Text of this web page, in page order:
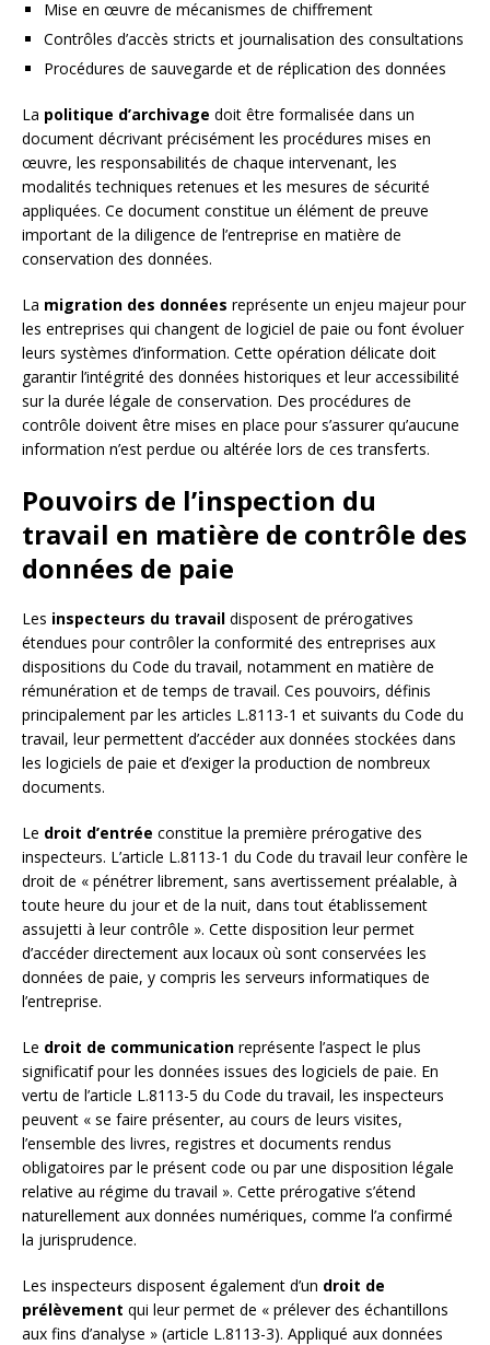
Mise en œuvre de mécanismes de chiffrement
Contrôles d’accès stricts et journalisation des consultations
Procédures de sauvegarde et de réplication des données
La politique d’archivage doit être formalisée dans un
document décrivant précisément les procédures mises en
œuvre, les responsabilités de chaque intervenant, les
modalités techniques retenues et les mesures de sécurité
appliquées. Ce document constitue un élément de preuve
important de la diligence de l’entreprise en matière de
conservation des données.
La migration des données représente un enjeu majeur pour
les entreprises qui changent de logiciel de paie ou font évoluer
leurs systèmes d’information. Cette opération délicate doit
garantir l’intégrité des données historiques et leur accessibilité
sur la durée légale de conservation. Des procédures de
contrôle doivent être mises en place pour s’assurer qu’aucune
information n’est perdue ou altérée lors de ces transferts.
Pouvoirs de l’inspection du
travail en matière de contrôle des
données de paie
Les inspecteurs du travail disposent de prérogatives
étendues pour contrôler la conformité des entreprises aux
dispositions du Code du travail, notamment en matière de
rémunération et de temps de travail. Ces pouvoirs, définis
principalement par les articles L.8113-1 et suivants du Code du
travail, leur permettent d’accéder aux données stockées dans
les logiciels de paie et d’exiger la production de nombreux
documents.
Le droit d’entrée constitue la première prérogative des
inspecteurs. L’article L.8113-1 du Code du travail leur confère le
droit de « pénétrer librement, sans avertissement préalable, à
toute heure du jour et de la nuit, dans tout établissement
assujetti à leur contrôle ». Cette disposition leur permet
d’accéder directement aux locaux où sont conservées les
données de paie, y compris les serveurs informatiques de
l’entreprise.
Le droit de communication représente l’aspect le plus
significatif pour les données issues des logiciels de paie. En
vertu de l’article L.8113-5 du Code du travail, les inspecteurs
peuvent « se faire présenter, au cours de leurs visites,
l’ensemble des livres, registres et documents rendus
obligatoires par le présent code ou par une disposition légale
relative au régime du travail ». Cette prérogative s’étend
naturellement aux données numériques, comme l’a confirmé
la jurisprudence.
Les inspecteurs disposent également d’un droit de
prélèvement qui leur permet de « prélever des échantillons
aux fins d’analyse » (article L.8113-3). Appliqué aux données